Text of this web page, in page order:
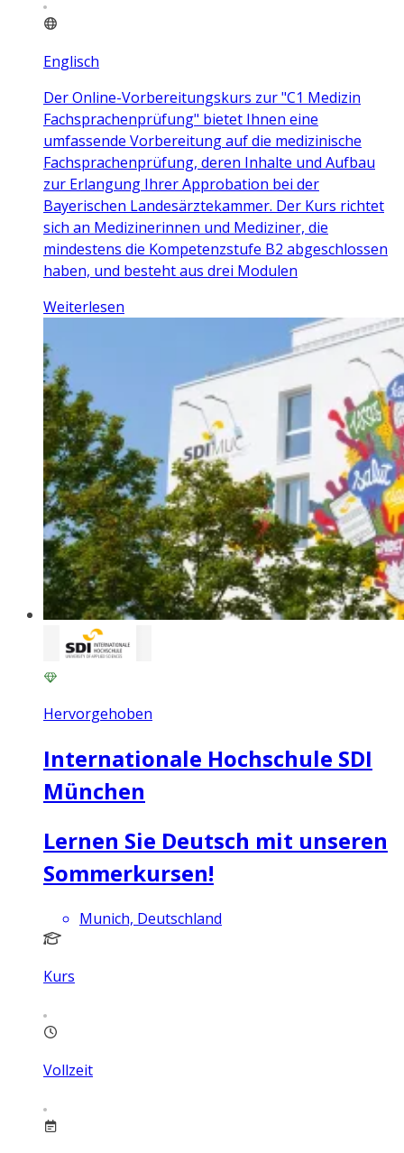
Englisch
Der Online-Vorbereitungskurs zur "C1 Medizin
Fachsprachenprüfung" bietet Ihnen eine
umfassende Vorbereitung auf die medizinische
Fachsprachenprüfung, deren Inhalte und Aufbau
zur Erlangung Ihrer Approbation bei der
Bayerischen Landesärztekammer. Der Kurs richtet
sich an Medizinerinnen und Mediziner, die
mindestens die Kompetenzstufe B2 abgeschlossen
haben, und besteht aus drei Modulen
Weiterlesen
Hervorgehoben
Internationale Hochschule SDI
München
Lernen Sie Deutsch mit unseren
Sommerkursen!
Munich, Deutschland
Kurs
Vollzeit